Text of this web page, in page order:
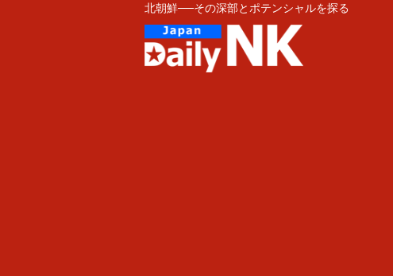
北朝鮮──その深部とポテンシャルを探る